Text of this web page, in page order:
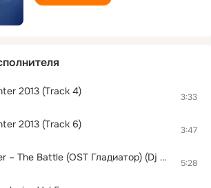
2013 (Track 4) 3:33
2013 (Track 6) 3:47
Hans Zimmer – The Battle (OST Гладиатор) (Dj Dubenkov Mush Up remix 5:28